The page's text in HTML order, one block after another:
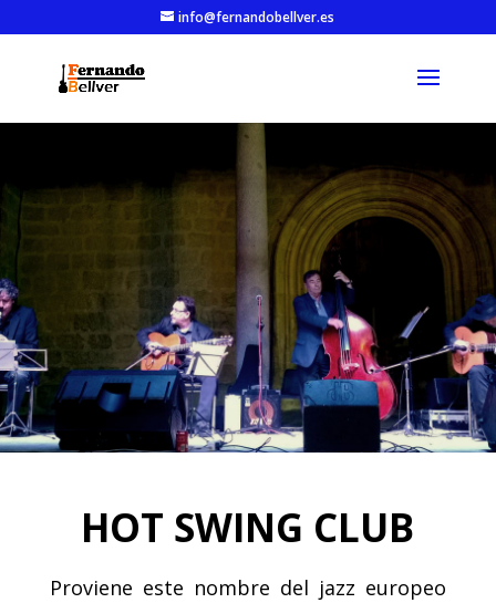
info@fernandobellver.es
HOT SWING CLUB
Proviene este nombre del jazz europeo